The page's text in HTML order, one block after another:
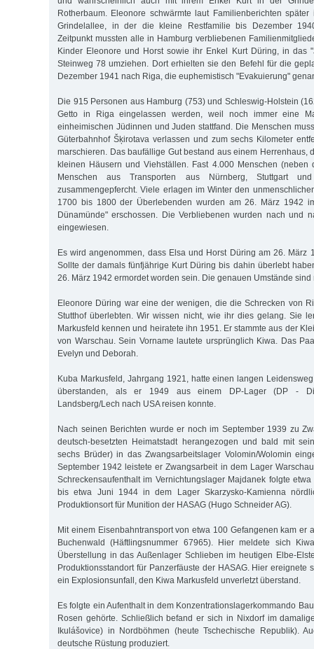
Rotherbaum. Eleonore schwärmte laut Familienberichten
Grindelallee, in der die kleine Restfamilie bis Dezember
Zeitpunkt mussten alle in Hamburg verbliebenen
Kinder Eleonore und Horst sowie ihr Enkel Kurt Düring, in das
Steinweg 78 umziehen. Dort erhielten sie den Befehl für die
Dezember 1941 nach Riga, die euphemistisch "Evakuierung"
Die 915 Personen aus Hamburg (753) und Schleswig-Holstein
Getto in Riga eingelassen werden, weil noch immer eine
einheimischen Jüdinnen und Juden stattfand. Die Menschen
Güterbahnhof Šķirotava verlassen und zum sechs Kilometer
marschieren. Das baufällige Gut bestand aus einem Herrenhaus,
kleinen Häusern und Viehställen. Fast 4.000 Menschen (neben
Menschen aus Transporten aus Nürnberg, Stuttgart
zusammengepfercht. Viele erlagen im Winter den
1700 bis 1800 der Überlebenden wurden am 26. März 1942
Dünamünde" erschossen. Die Verbliebenen wurden nach und
eingewiesen.
Es wird angenommen, dass Elsa und Horst Düring am 26. März
Sollte der damals fünfjährige Kurt Düring bis dahin überlebt
26. März 1942 ermordet worden sein. Die genauen Umstände sind
Eleonore Düring war eine der wenigen, die die Schrecken von
Stutthof überlebten. Wir wissen nicht, wie ihr dies gelang. Sie
Markusfeld kennen und heiratete ihn 1951. Er stammte aus der
von Warschau. Sein Vorname lautete ursprünglich Kiwa. Das
Evelyn und Deborah.
Kuba Markusfeld, Jahrgang 1921, hatte einen langen
überstanden, als er 1949 aus einem DP-Lager (DP -
Landsberg/Lech nach USA reisen konnte.
Nach seinen Berichten wurde er noch im September 1939 zu
deutsch-besetzten Heimatstadt herangezogen und bald mit
sechs Brüder) in das Zwangsarbeitslager Volomin/Wolomin
September 1942 leistete er Zwangsarbeit in dem Lager
Schreckensaufenthalt im Vernichtungslager Majdanek folgte
bis etwa Juni 1944 in dem Lager Skarzysko-Kamienna
Produktionsort für Munition der HASAG (Hugo Schneider AG).
Mit einem Eisenbahntransport von etwa 100 Gefangenen kam er
Buchenwald (Häftlingsnummer 67965). Hier meldete sich
Überstellung in das Außenlager Schlieben im heutigen Elbe-
Produktionsstandort für Panzerfäuste der HASAG. Hier ereignete
ein Explosionsunfall, den Kiwa Markusfeld unverletzt überstand.
Es folgte ein Aufenthalt in dem Konzentrationslagerkommando
Rosen gehörte. Schließlich befand er sich in Nixdorf im
Ikulášovice) in Nordböhmen (heute Tschechische Republik).
deutsche Rüstung produziert.